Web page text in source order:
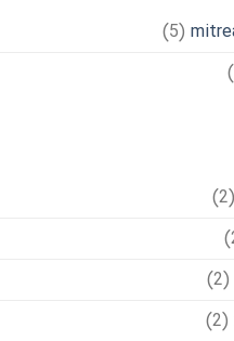
(5)
(2)
(2)
(2)